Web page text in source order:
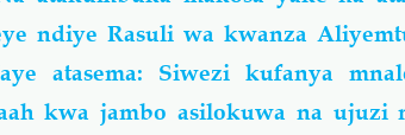
ndiye Rasuli wa kwanza
atasema: Siwezi kufanya
kwa jambo asilokuwa na ujuzi